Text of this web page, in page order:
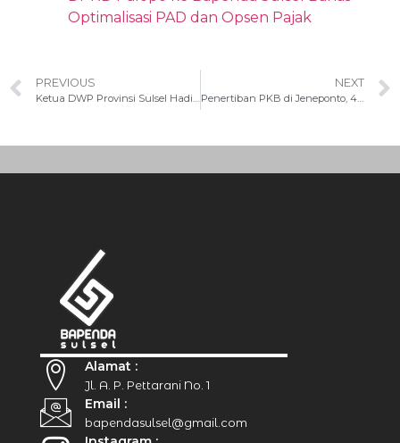
Optimalisasi PAD dan Opsen Pajak
PREVIOUS
Ketua DWP Provinsi Sulsel Hadiri Halalbihalal di Bapenda Sulsel
NEXT
Penertiban PKB di Jeneponto, 41 Kendaraan Terjaring
Alamat :
Jl. A. P. Pettarani No. 1
Email :
bapendasulsel@gmail.com